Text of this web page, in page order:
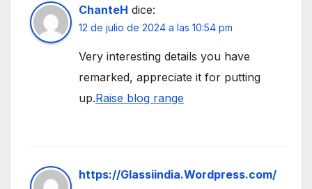
ChanteH dice:
12 de julio de 2024 a las 10:54 pm
Very interesting details you have
remarked, appreciate it for putting
up.Raise blog range
https://Glassiindia.Wordpress.com/